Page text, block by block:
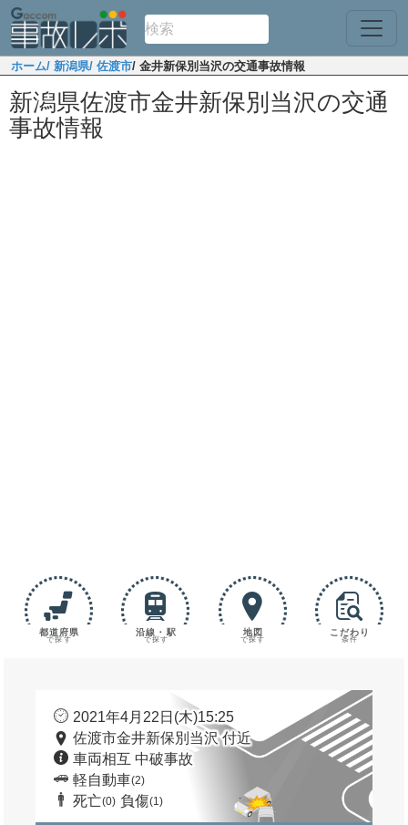
ホーム/ 新潟県/ 佐渡市/ 金井新保別当沢の交通事故情報
新潟県佐渡市金井新保別当沢の交通
事故情報
都道府県
で探す
沿線・駅
で探す
地図
で探す
こだわり
条件
2021年4月22日(木)15:25
佐渡市金井新保別当沢 付近
車両相互 中破事故
軽自動車(2)
死亡(0) 負傷(1)